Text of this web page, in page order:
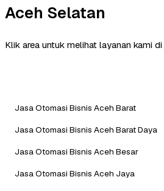
Aceh Selatan
Klik area untuk melihat layanan kami
Jasa Otomasi Bisnis Aceh Barat
Jasa Otomasi Bisnis Aceh Barat Daya
Jasa Otomasi Bisnis Aceh Besar
Jasa Otomasi Bisnis Aceh Jaya